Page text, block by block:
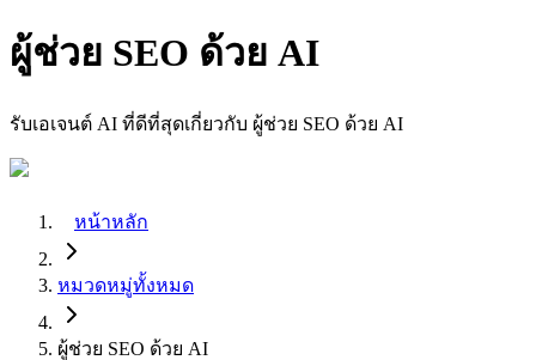
ผู้ช่วย SEO ด้วย AI
รับเอเจนต์ AI ที่ดีที่สุดเกี่ยวกับ ผู้ช่วย SEO ด้วย AI
หน้าหลัก
หมวดหมู่ทั้งหมด
ผู้ช่วย SEO ด้วย AI